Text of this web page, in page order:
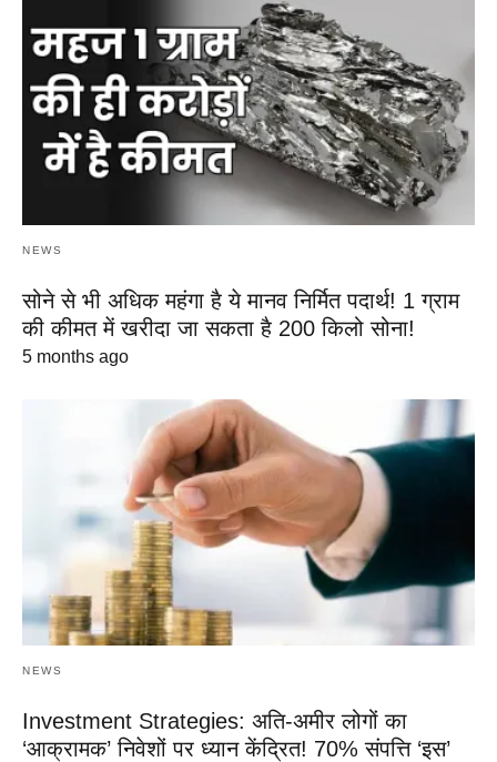
NEWS
सोने से भी अधिक महंगा है ये मानव निर्मित पदार्थ! 1 ग्राम
की कीमत में खरीदा जा सकता है 200 किलो सोना!
5 months ago
NEWS
Investment Strategies: अति-अमीर लोगों का
‘आक्रामक’ निवेशों पर ध्यान केंद्रित! 70% संपत्ति ‘इस’